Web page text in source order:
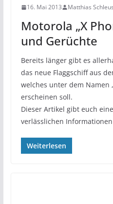
16. Mai 2013 Matthias
Motorola „X
und Gerüchte
Bereits länger gibt es
das neue Flaggschiff aus
welches unter dem Namen
erscheinen soll.
Dieser Artikel gibt euch
verlässlichen
Weiterlesen